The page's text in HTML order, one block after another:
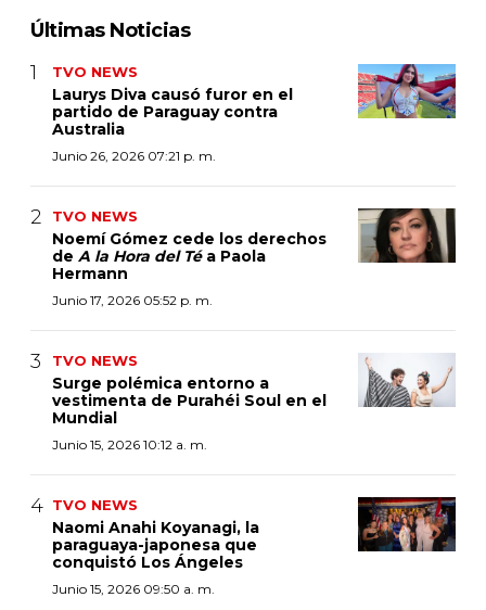
Últimas Noticias
TVO NEWS
Laurys Diva causó furor en el
partido de Paraguay contra
Australia
Junio 26, 2026 07:21 p. m.
TVO NEWS
Noemí Gómez cede los derechos
de A la Hora del Té a Paola
Hermann
Junio 17, 2026 05:52 p. m.
TVO NEWS
Surge polémica entorno a
vestimenta de Purahéi Soul en el
Mundial
Junio 15, 2026 10:12 a. m.
TVO NEWS
Naomi Anahi Koyanagi, la
paraguaya-japonesa que
conquistó Los Ángeles
Junio 15, 2026 09:50 a. m.